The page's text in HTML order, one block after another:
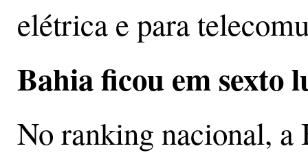
elétrica e para
Bahia ficou em sexto
No ranking nacional, a